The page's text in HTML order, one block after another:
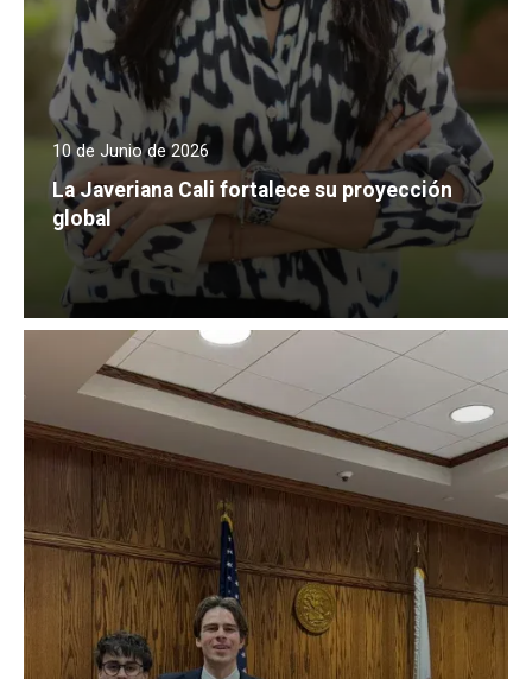
10 de Junio de 2026
La Javeriana Cali fortalece su proyección
global